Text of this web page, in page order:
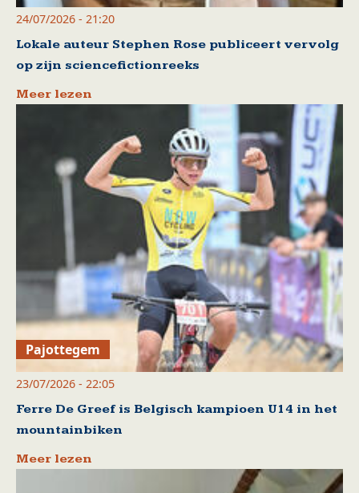
24/07/2026 - 21:20
Lokale auteur Stephen Rose publiceert vervolg
op zijn sciencefictionreeks
Meer lezen
Pajottegem
23/07/2026 - 22:05
Ferre De Greef is Belgisch kampioen U14 in het
mountainbiken
Meer lezen